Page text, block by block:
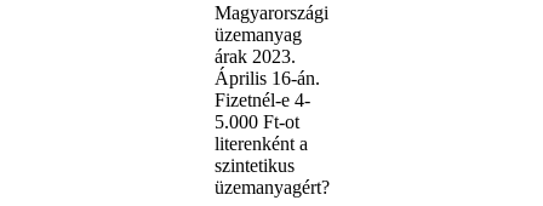
Magyarországi
üzemanyag
árak 2023.
Április 16-án.
Fizetnél-e 4-
5.000 Ft-ot
literenként a
szintetikus
üzemanyagért?